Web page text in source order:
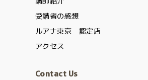
受講者の感想
ルアナ東京 認定店
アクセス
Contact Us